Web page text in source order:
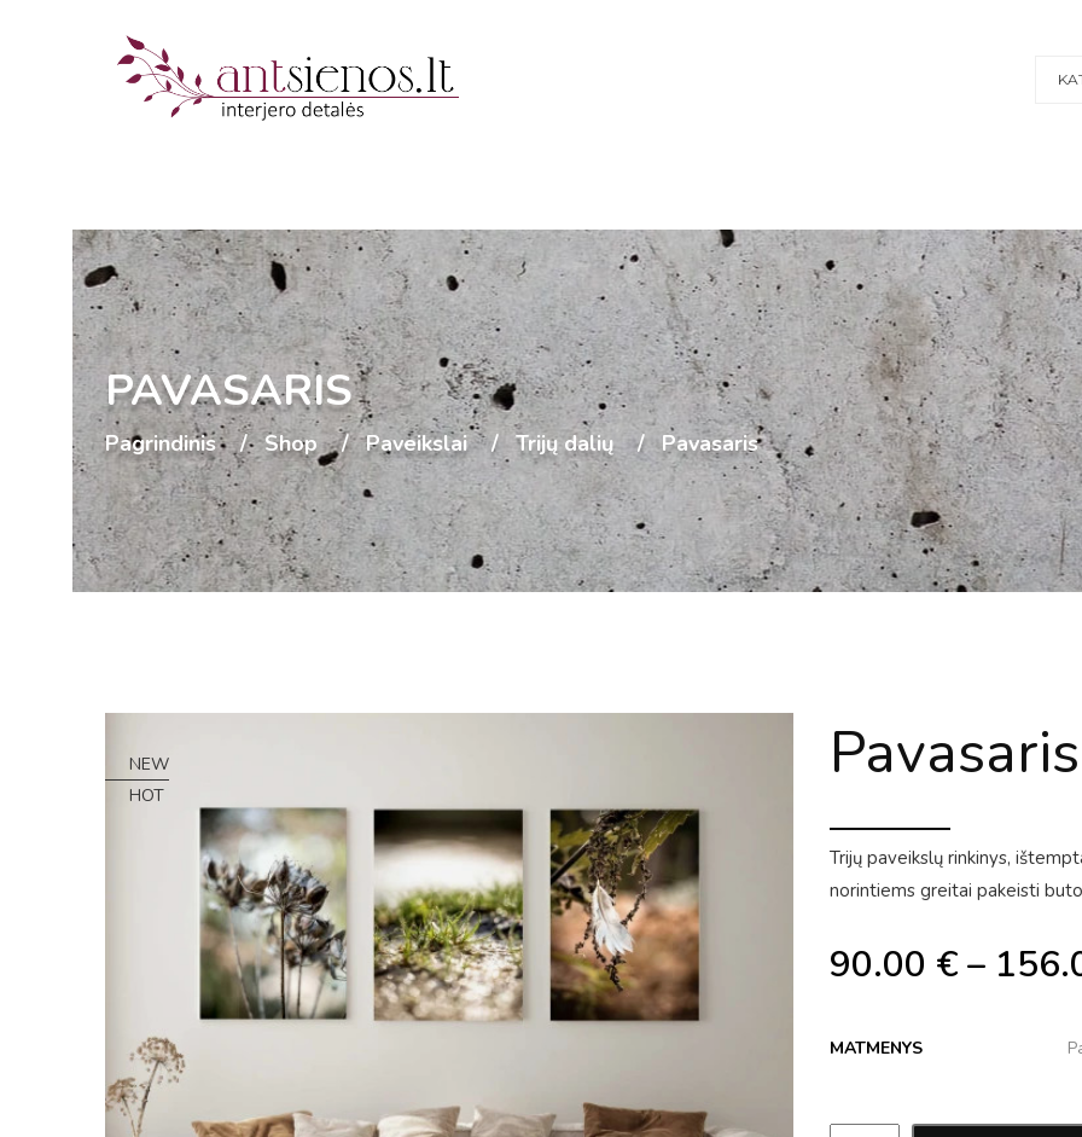
PAVASARIS
Pagrindinis Shop Paveikslai Trijų dalių Pavasaris
NEW
HOT
Pavasaris
Trijų paveikslų rinkinys,
norintiems greitai pakeisti
90.00 €–
MATMENYS